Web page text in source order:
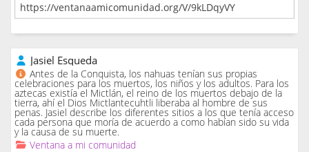
Jasiel Esqueda
Antes de la Conquista, los nahuas tenían sus propias
celebraciones para los muertos, los niños y los adultos. Para los
aztecas existía el Mictlán, el reino de los muertos debajo de la
tierra, ahí el Dios Mictlantecuhtli liberaba al hombre de sus
penas. Jasiel describe los diferentes sitios a los que tenía acceso
cada persona que moría de acuerdo a como habían sido su vida
y la causa de su muerte.
Ventana a mi comunidad